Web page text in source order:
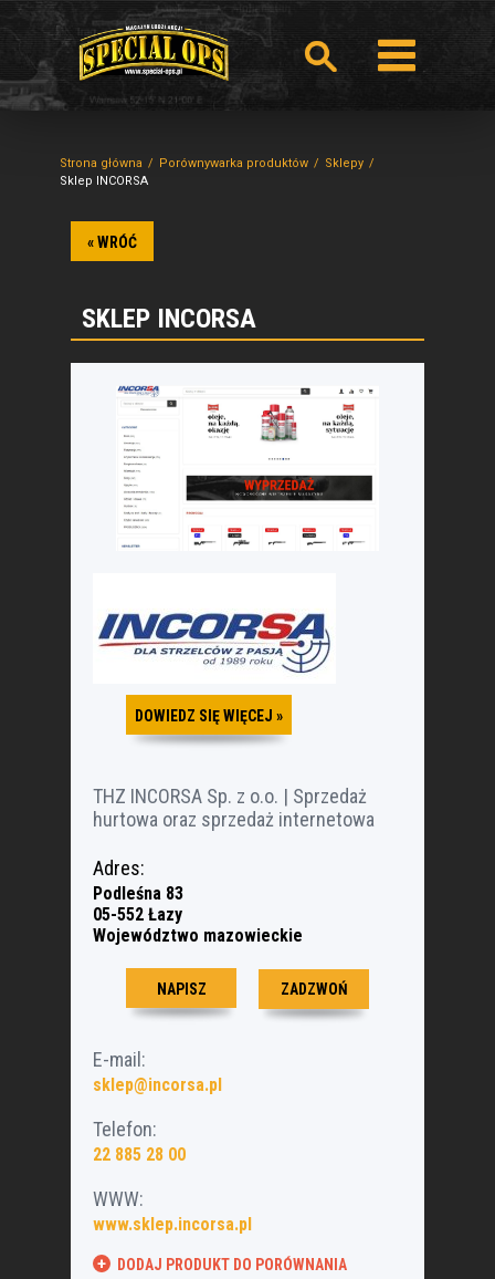
Strona główna Porównywarka produktów
Sklepy
Sklep INCORSA
« WRÓĆ
SKLEP INCORSA
DOWIEDZ SIĘ WIĘCEJ »
THZ INCORSA Sp. z o.o. | Sprzedaż
hurtowa oraz sprzedaż internetowa
Adres:
Podleśna 83
05-552 Łazy
Województwo mazowieckie
ZADZWOŃ
E-mail:
sklep@incorsa.pl
Telefon:
22 885 28 00
WWW:
www.sklep.incorsa.pl
DODAJ PRODUKT DO PORÓWNANIA